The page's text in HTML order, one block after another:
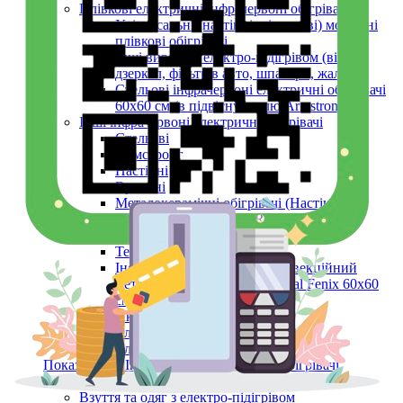
Плівкові електричні інфрачервоні обігрівачі
Універсальні (настінні, підлогові) мобільні
плівкові обігрівачі
Інші вироби з електро-підігрівом (вікон,
дзеркал, фільтрів авто, шпалери, жалюзі)
Стельові інфрачервоні електричні обігрівачі
60х60 см (в підвісну стелю Armstrong)
Інші інфрачервоні електричні обігрівачі
Стельові
Армстронг
Настінні
Вуличні
Металокерамічні обігрівачі (Настінні,
Стельові, Підлогові, ARMSTRONG)
Керамічні панелі (інфрачервоні)
Тепловентилятори
Інфрачервоний обігрівач конвекційний
металокерамічний Monocrystal Fenix 60x60
см 750 Вт
Аксесуари
Електричні рушникосушки
Електроконвектори
Показати усі Інфрачервоні електричні обігрівачі
Обігрів та сушіння
Взуття та одяг з електро-підігрівом